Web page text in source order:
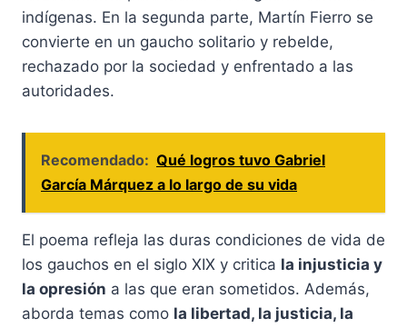
indígenas. En la segunda parte, Martín Fierro se
convierte en un gaucho solitario y rebelde,
rechazado por la sociedad y enfrentado a las
autoridades.
Recomendado: Qué logros tuvo Gabriel
García Márquez a lo largo de su vida
El poema refleja las duras condiciones de vida de
los gauchos en el siglo XIX y critica la injusticia y
la opresión a las que eran sometidos. Además,
aborda temas como la libertad, la justicia, la